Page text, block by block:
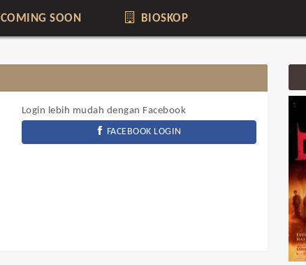
COMING SOON BIOSKOP
Login lebih mudah dengan Facebook
FACEBOOK LOGIN